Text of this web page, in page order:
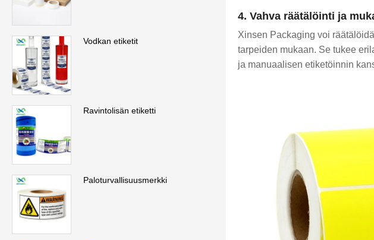
Vodkan etiketit
Ravintolisän etiketti
Paloturvallisuusmerkki
4. Vahva räätälöinti ja
Xinsen Packaging voi
tarpeiden mukaan. Se tukee
ja manuaalisen etiketöinnin